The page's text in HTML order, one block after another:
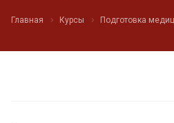
Главная Курсы Подготовка